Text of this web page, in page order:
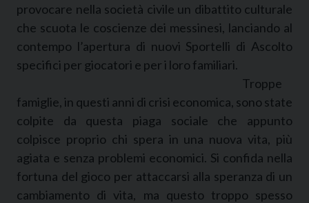
provocare nella società civile un dibattito culturale
che scuota le coscienze dei messinesi, lanciando al
contempo l’apertura di nuovi Sportelli di Ascolto
specifici per giocatori e per i loro familiari.
Troppe
famiglie, in questi anni di crisi economica, sono state
colpite da questa piaga sociale che appunto
colpisce proprio chi spera in una nuova vita, più
agiata e senza problemi economici. Si confida nella
fortuna del gioco per attaccarsi alla speranza di un
cambiamento di vita, ma questo troppo spesso